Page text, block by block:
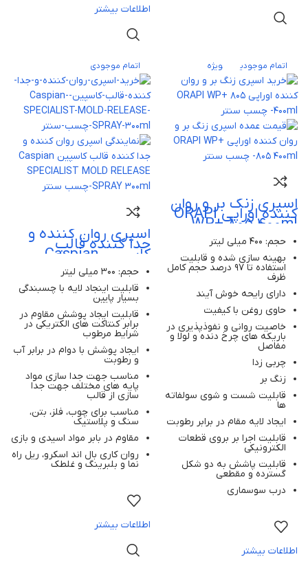
اطلاعات بیشتر
اتمام موجودی ویژه
اسپری زنگ بر و روان
کننده اوراپی ORAPI
WP+ 805 400ml
حجم: 400 میلی لیتر
بهینه سازی شده و قابلیت
استفاده تا 97 درصد حجم کامل
ظرف
دارای رایحه خوش آیند
حاوی روغن با کیفیت
خاصیت روانی و نفوذپذیری در
باریکه های چرخ دنده و لولا و
مفاصل
چربی زدا
زنگ بر
قابلیت شست و شوی سولفاته
ها
ایجاد لایه مقام در برابر رطوبت
قابلیت اجرا بر بروی قطعات
الکترونیکی
قابلیت پاشش به دو شکل
گسترده و مقطعی
درب سوسماری
اطلاعات بیشتر
اتمام موجودی
اسپری روان کننده و
جدا کننده قالب
کاسپین Caspian
SPECIALIST MOLD
RELEASE SPRAY
300ml
حجم: 300 میلی لیتر
قابلیت اینجاد لایه با چسبندگی
بسیار پایین
قابلیت ایجاد پوشش مقاوم در
برابر کنتاکت های الکتریکی در
شرایط مرطوب
ایجاد پوشش با دوام در برابر آب
و رطوبت
مناسب جهت جدا سازی مواد
پایه های مختلف جهت جدا
سازی از قالب
مناسب برای چوب، فلز، بتن،
سنگ و پلاستیک
مقاوم در بابر مواد اسیدی و بازی
روان کاری بال اند اسکرو، ریل راه
نما و بلبرینگ و غلطک
اطلاعات بیشتر